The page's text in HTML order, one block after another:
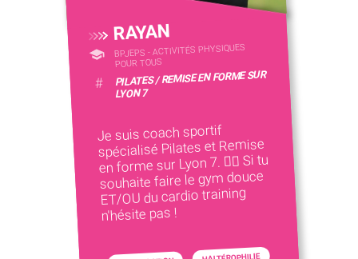
RAYAN
BPJEPS - ACTIVITÉS PHYSIQUES
POUR TOUS
# PILATES / REMISE EN FORME SUR
LYON 7
Je suis coach sportif
spécialisé Pilates et Remise
en forme sur Lyon 7. 🧘‍♂️ Si tu
souhaite faire le gym douce
ET/OU du cardio training
n'hésite pas !